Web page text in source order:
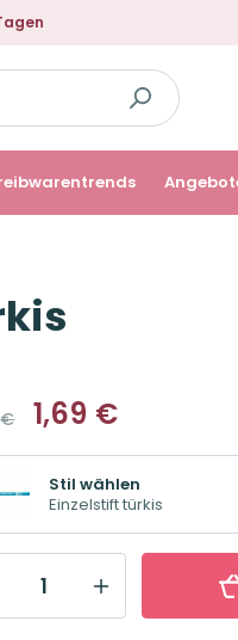
€ 1,69 €
Stil wählen
Einzelstift türkis